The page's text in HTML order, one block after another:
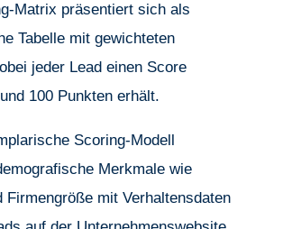
Matrix präsentiert sich als
Tabelle mit gewichteten
jeder Lead einen Score
100 Punkten erhält.
Scoring-Modell
Merkmale wie
Firmengröße mit Verhaltensdaten